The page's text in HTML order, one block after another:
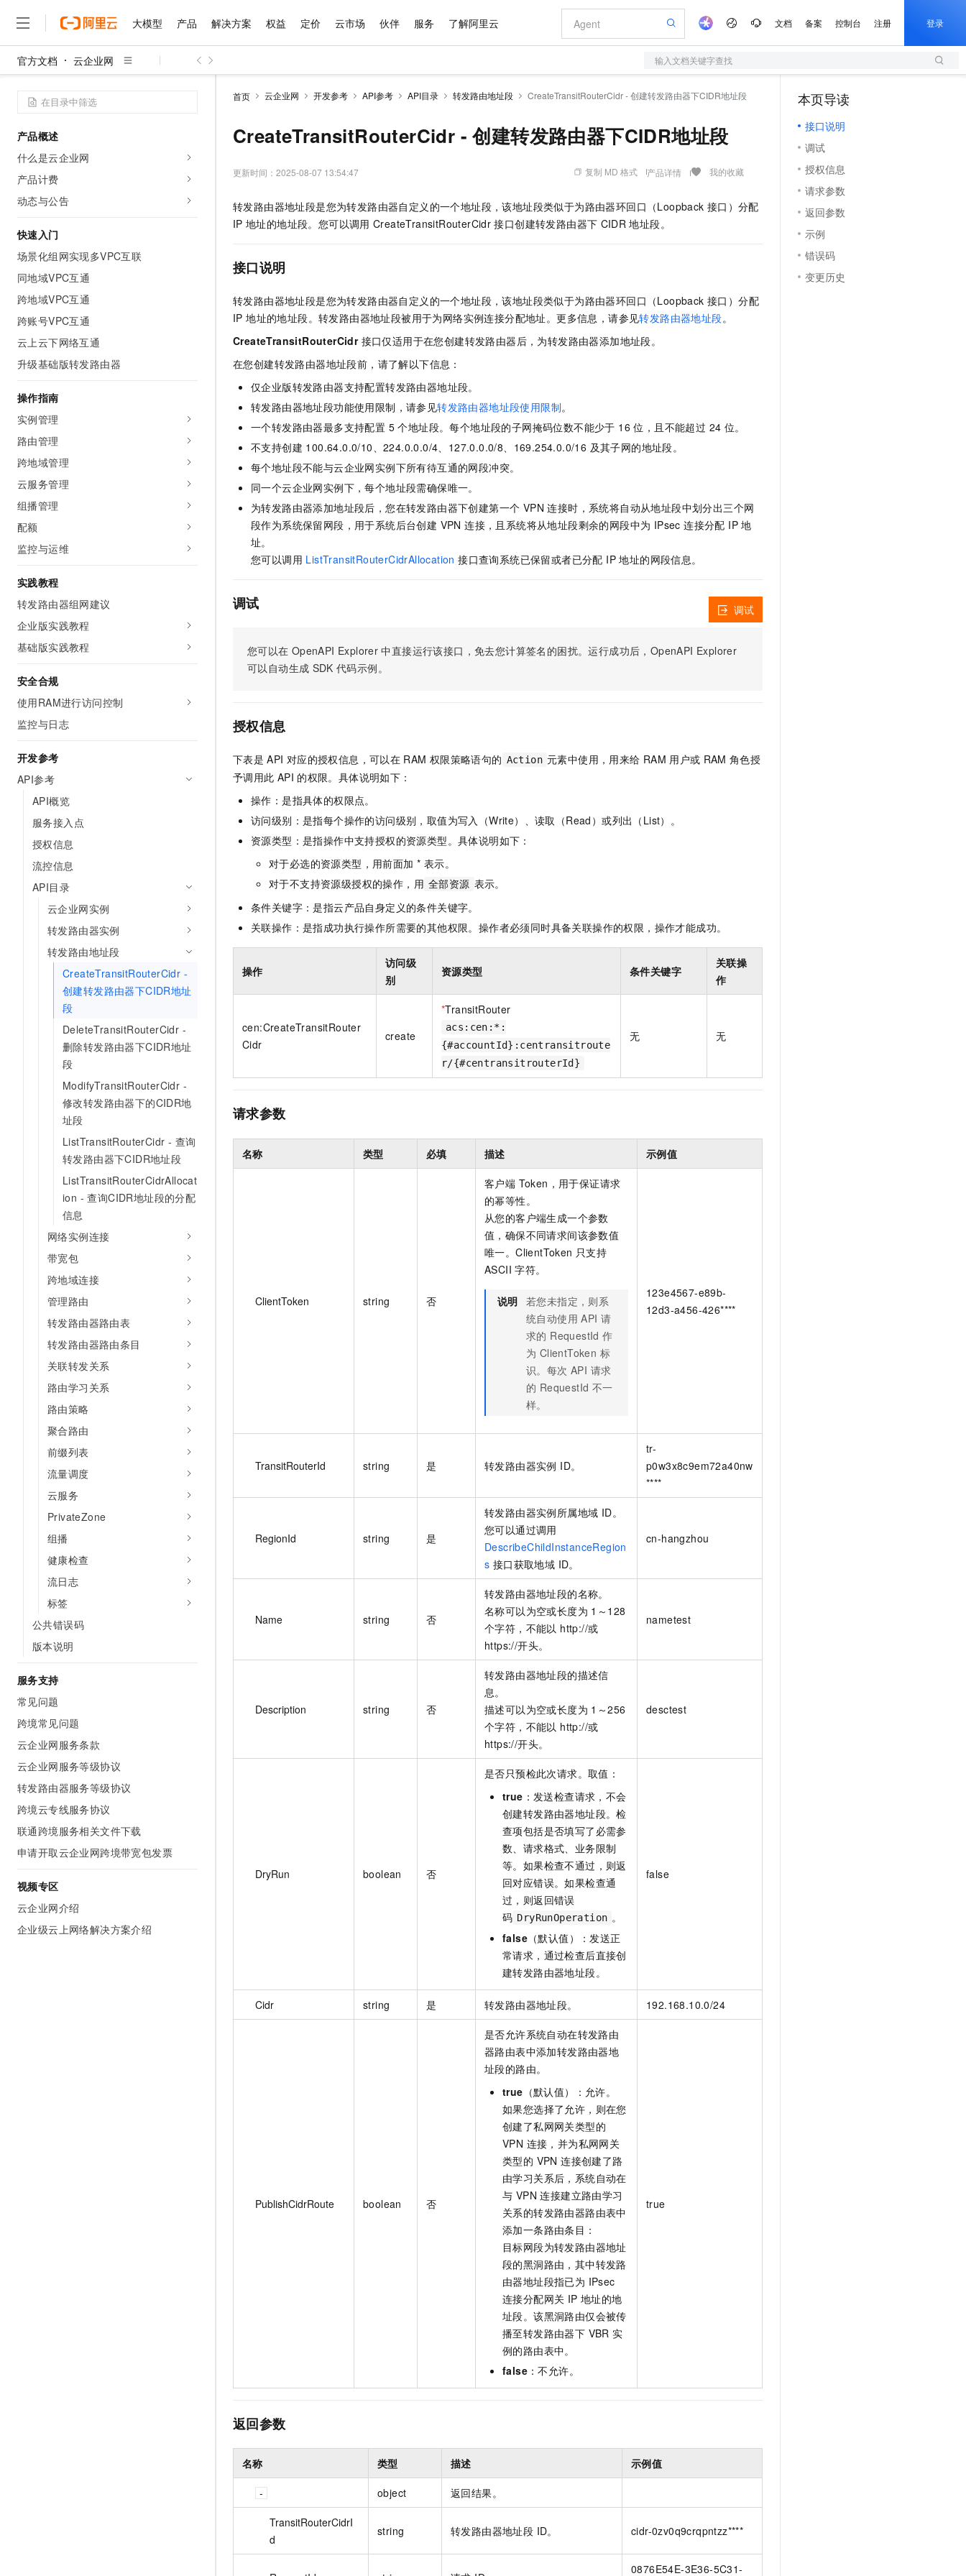
大模型 产品 解决方案 权益 定价 云市场 伙伴 服务 了解阿里云 文档 备案 控制台 注册 登录
官方文档 云企业网 输入文档关键字查找
产品概述
什么是云企业网
产品计费
动态与公告
快速入门
场景化组网实现多VPC互联
同地域VPC互通
跨地域VPC互通
跨账号VPC互通
云上云下网络互通
升级基础版转发路由器
操作指南
实例管理
路由管理
跨地域管理
云服务管理
组播管理
配额
监控与运维
实践教程
转发路由器组网建议
企业版实践教程
基础版实践教程
安全合规
使用RAM进行访问控制
监控与日志
开发参考
API参考
API概览
服务接入点
授权信息
流控信息
API目录
云企业网实例
转发路由器实例
转发路由地址段
CreateTransitRouterCidr -
创建转发路由器下CIDR地址
段
DeleteTransitRouterCidr -
删除转发路由器下CIDR地址
段
ModifyTransitRouterCidr -
修改转发路由器下的CIDR地
址段
ListTransitRouterCidr - 查询
转发路由器下CIDR地址段
ListTransitRouterCidrAllocat
ion - 查询CIDR地址段的分配
信息
网络实例连接
带宽包
跨地域连接
管理路由
转发路由器路由表
转发路由器路由条目
关联转发关系
路由学习关系
路由策略
聚合路由
前缀列表
流量调度
云服务
PrivateZone
组播
健康检查
流日志
标签
公共错误码
版本说明
服务支持
常见问题
跨境常见问题
云企业网服务条款
云企业网服务等级协议
转发路由器服务等级协议
跨境云专线服务协议
联通跨境服务相关文件下载
申请开取云企业网跨境带宽包发票
视频专区
云企业网介绍
企业级云上网络解决方案介绍
首页 云企业网 开发参考 API参考 API目录 转发路由地址段 CreateTransitRouterCidr - 创建转发路由器下CIDR地址段
CreateTransitRouterCidr - 创建转发路由器下CIDR地址段
更新时间： 2025-08-07 13:54:47 复制 MD 格式 产品详情 我的收藏
转发路由器地址段是您为转发路由器自定义的一个地址段，该地址段类似于为路由器环回口（Loopback 接口）分配
IP 地址的地址段。您可以调用 CreateTransitRouterCidr 接口创建转发路由器下 CIDR 地址段。
接口说明
转发路由器地址段是您为转发路由器自定义的一个地址段，该地址段类似于为路由器环回口（Loopback 接口）分配
IP 地址的地址段。转发路由器地址段被用于为网络实例连接分配地址。更多信息，请参见转发路由器地址段。
CreateTransitRouterCidr接口仅适用于在您创建转发路由器后，为转发路由器添加地址段。
在您创建转发路由器地址段前，请了解以下信息：
仅企业版转发路由器支持配置转发路由器地址段。
转发路由器地址段功能使用限制，请参见转发路由器地址段使用限制。
一个转发路由器最多支持配置 5 个地址段。每个地址段的子网掩码位数不能少于 16 位，且不能超过 24 位。
不支持创建 100.64.0.0/10、224.0.0.0/4、127.0.0.0/8、169.254.0.0/16 及其子网的地址段。
每个地址段不能与云企业网实例下所有待互通的网段冲突。
同一个云企业网实例下，每个地址段需确保唯一。
为转发路由器添加地址段后，您在转发路由器下创建第一个 VPN 连接时，系统将自动从地址段中划分出三个网
段作为系统保留网段，用于系统后台创建 VPN 连接，且系统将从地址段剩余的网段中为 IPsec 连接分配 IP 地
址。
您可以调用 ListTransitRouterCidrAllocation 接口查询系统已保留或者已分配 IP 地址的网段信息。
调试
您可以在 OpenAPI Explorer 中直接运行该接口，免去您计算签名的困扰。运行成功后，OpenAPI Explorer
可以自动生成 SDK 代码示例。
调试
授权信息
下表是 API 对应的授权信息，可以在 RAM 权限策略语句的 Action 元素中使用，用来给 RAM 用户或 RAM 角色授
予调用此 API 的权限。具体说明如下：
操作：是指具体的权限点。
访问级别：是指每个操作的访问级别，取值为写入（Write）、读取（Read）或列出（List）。
资源类型：是指操作中支持授权的资源类型。具体说明如下：
对于必选的资源类型，用前面加 * 表示。
对于不支持资源级授权的操作，用 全部资源 表示。
条件关键字：是指云产品自身定义的条件关键字。
关联操作：是指成功执行操作所需要的其他权限。操作者必须同时具备关联操作的权限，操作才能成功。
操作
访问级
别
资源类型 条件关键字
关联操
作
cen:CreateTransitRouter
Cidr
create
*TransitRouter
acs:cen:*:
{#accountId}:centransitroute
r/{#centransitrouterId}
无 无
请求参数
名称 类型 必填 描述 示例值
ClientToken string 否
客户端 Token，用于保证请求
的幂等性。
从您的客户端生成一个参数
值，确保不同请求间该参数值
唯一。ClientToken 只支持
ASCII 字符。
说明 若您未指定，则系
统自动使用 API 请
求的 RequestId 作
为 ClientToken 标
识。每次 API 请求
的 RequestId 不一
样。
123e4567-e89b-
12d3-a456-426****
TransitRouterId string 是 转发路由器实例 ID。
tr-
p0w3x8c9em72a40nw
****
RegionId string 是
转发路由器实例所属地域 ID。
您可以通过调用
DescribeChildInstanceRegion
s 接口获取地域 ID。
cn-hangzhou
Name string 否
转发路由器地址段的名称。
名称可以为空或长度为 1～128
个字符，不能以 http://或
https://开头。
nametest
Description string 否
转发路由器地址段的描述信
息。
描述可以为空或长度为 1～256
个字符，不能以 http://或
https://开头。
desctest
DryRun boolean 否
是否只预检此次请求。取值：
true ：发送检查请求，不会
创建转发路由器地址段。检
查项包括是否填写了必需参
数、请求格式、业务限制
等。如果检查不通过，则返
回对应错误。如果检查通
过，则返回错误
码 DryRunOperation 。
false （默认值）：发送正
常请求，通过检查后直接创
建转发路由器地址段。
false
Cidr string 是 转发路由器地址段。 192.168.10.0/24
PublishCidrRoute boolean 否
是否允许系统自动在转发路由
器路由表中添加转发路由器地
址段的路由。
true （默认值）：允许。
如果您选择了允许，则在您
创建了私网网关类型的
VPN 连接，并为私网网关
类型的 VPN 连接创建了路
由学习关系后，系统自动在
与 VPN 连接建立路由学习
关系的转发路由器路由表中
添加一条路由条目：
目标网段为转发路由器地址
段的黑洞路由，其中转发路
由器地址段指已为 IPsec
连接分配网关 IP 地址的地
址段。该黑洞路由仅会被传
播至转发路由器下 VBR 实
例的路由表中。
false ：不允许。
true
返回参数
名称 类型 描述 示例值
object 返回结果。
TransitRouterCidrI
d
string 转发路由器地址段 ID。 cidr-0zv0q9crqpntzz****
0876E54E-3E36-5C31-
本页导读
接口说明
调试
授权信息
请求参数
返回参数
示例
错误码
变更历史
大模型
千问AI平台 大模型服务平台百炼
Qwen3.8-Max HOT
Qwen3.7-Plus
Qwen3-VL-Plus
视觉 Coding、空间感知、多模态思考等全面升级
Kimi-K3 NEW
GLM-5.2
1M上下文，专为长程任务能力而生
HappyHorse-1.1-T2V
Wan2.7-T2V
语音识别与合成
Qwen3-TTS-Flash
大模型服务
千问AI平台-Token Plan NEW
个人版上线、团队版降价；千问3.8-Max首发发尝鲜
千问AI平台-模型体验
在线体验全尺寸、多种模态的模型效果
Happy 系列大模型
新一代 AI 视频生成模型，深度适配广告营销等场景
AI 应用构建
大模型服务平台百炼-应用模版
丰富多元化的应用模版和解决方案
大模型服务平台百炼-智能体
灵活可视化地构建企业级 Agent
人工智能平台 PAI
AI Native 的算法工程平台，一站式完成建模、训练、推理服务部署
面向真实软件的智能体编程平台
秒悟
云端极速 AI 应用创作平台
快速部署 Dify，高效搭建 AI 应用
10 分钟在聊天系统中增加一个 AI 助手
在企业官网、通讯软件中为客户提供 AI 客服
即刻拥有 DeepSeek-R1 满血版
从文本、图片、视频中提取结构化的属性信息
超强辅助，Bolt.diy 一步搞定创意建站
产品
精选产品
容器
存储
网络与CDN
安全
中间件
数据库
大数据计算
媒体服务
企业服务与云通信
域名与网站
终端用户计算
开发工具
迁移与运维管理
精选产品
多元化、高性能、安全可靠的大模型服务
无影云电脑
随时随地安全接入的云上超级电脑
面向分析的企业级SaaS模式云数据仓库
提供智能易用的域名与建站服务
人工智能平台 PAI 大模型
一站式AI开发、训练和推理服务
提供一站式管理容器应用的 K8s 服务
安全可靠、弹性可伸缩的云计算服务
全托管，含MySQL、PostgreSQL、SQL Server、MariaDB多引擎
Qoder
面向真实软件的智能体编程平台
云原生的云上边界网络安全防护产品
轻量应用服务器
数字证书管理服务（原SSL证书）
实现全站HTTPS，呈现可信的WEB访问
短信服务
大数据开发治理平台 DataWorks
解决方案
精选解决方案
大数据
现代化应用
安全
网络
可观测
上云与迁云
企业出海
政企业务
精选解决方案
HappyHorse 打造一站式影视创作平台
可视化编排打通从文字构思到成片全链路闭环
上传文档即自动完成翻译和格式还原
Hermes Agent，打造自进化智能体
自主进化，持久记忆，越用越聪明
轻松解锁专属 DeepSeek-V4-Pro
5 分钟轻松部署专属 QwenPaw
从聊天伙伴进化为能主动干活的本地数字员工
一句话生成原生可编辑精美 PPT 文稿
输入一句话想法, 轻松生成专业的 PPT
一键部署幻兽帕鲁游戏服务器
一键购买专属联机服务器，轻松开启游戏
漫剧工坊：一站式动画创作平台
快速生产连贯的高质量长漫剧
10 分钟搭建微信、支付宝小程序
高效部署网站，快速应用到小程序
权益 普惠上云
推荐新用户得奖励，单订单最高返9万
云工开物
高校专属算力普惠，学生认证享300元代金券
免费试用
最高领取价值200元试用点，立即开启云上创新
1亿+ 大模型 tokens 和 30+ 款产品免费体验
产品新客免费试用，最长12个月
大模型ACA认证体验
AI 特惠
至高享 1亿+免费 tokens，加速 Al 应用落地
Token Plan 模型订阅计划 NEW
Qwen3.8-Max 首发尝鲜，限时加量 10 倍，夜间低至2折
送.CN域名，送备案服务码
Night Plan 支持 Qwen 3.8-Max
夜间 5 折，Qwen/Meoo/TokenPlan 客户专享
AI 场景体验
智能编程，一键开启高性价比 AI 编程新体验
从图文生成到视频创作，一键激活电商全链路生产力
AI 广告创作
图文、视频一站生成，高效打造优质广告素材
AI助力短剧漫剧创作，剧本、分镜、视频高效生成
AI 办公
AI智能应用，一键激活高效办公新体验
AI 活动
AI 生产力先锋
先锋实践拓展 AI 生产力的边界
飞天发布时刻
所见，即是所愿
AI 实训营
从基础到进阶，Agent 创客手把手教你
创新加速
定价 产品定价
了解云产品的定价详情
云上成本管理
管理和优化成本
价格计算器
自助选配和估算价格
价格优势
配置报价器
一站式生成采购清单，支持单品或批量购买
阿里云 OPC 创新助力计划
Token 补贴，五大权
益加速 OPC 成功
云市场 精选商城
多端小程序
观测云
蓝凌 OA
畅捷通
Tableau 订阅
AI空中课堂在线直播课堂（旗舰版）
生态解决方案
行业生态解决方案
开发者生态解决方案
AI 开发和 AI 应用解决方案
数据与 API
手机三要素
OCR 文字识别
企业应用
ERP
CRM
OA 办公系统
财税管理
400电话
广告营销
基础软件
宝塔 Linux
JAVA
Ubuntu
Red Hat
模板建站
定制小程序
专业服务
公司注册
上云迁移
代维服务
伙伴 成为销售伙伴
咨询伙伴
销售伙伴合作计划
无影生态合作计划
Salesforce On Alibaba Cloud
AI 大模型销售与服务生态合作计划
成为产品伙伴
产品生态伙伴
产品伙伴合作计划
弹性计算合作计划
云网络合作计划
成为服务伙伴
服务生态伙伴
服务伙伴合作计划
Al MaaS 服务伙伴赋能合作
伙伴信用分合作计划
更多支持
合作伙伴培训与认证
查询合作伙伴
登录合作伙伴管理后台
服务 售前咨询
自助服务
在线服务
工单服务
短信专区
企业增值服务
专家技术服务
企业成长
服务实践
阿里云认证
全部认证
信息公告
官网公告
开发者社区
镜像站
我要反馈
我要建议
我要投诉
了解阿里云 为什么选择阿里云
技术领先
分析师报告
AI 算法大赛
云开发大赛
入门学习赛
最佳实践
云上奥运之旅
看见新力量
市场活动
阿里云中企出海大会
魔搭 ModelScope
高校合作
云工开物
加入我们
校园招聘